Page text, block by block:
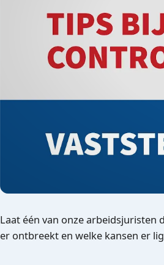
Laat één van onze
er ontbreekt en welke kansen er